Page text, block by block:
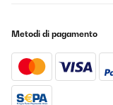
Metodi di pagamento